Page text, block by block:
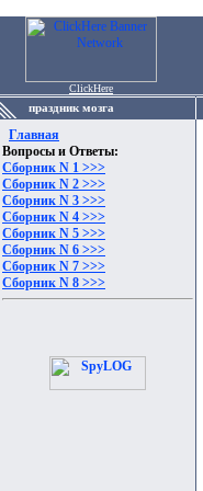
ClickHere
праздник мозга
Главная
Вопросы и Ответы:
Сборник N 1 >>>
Сборник N 2 >>>
Сборник N 3 >>>
Сборник N 4 >>>
Сборник N 5 >>>
Сборник N 6 >>>
Сборник N 7 >>>
Сборник N 8 >>>